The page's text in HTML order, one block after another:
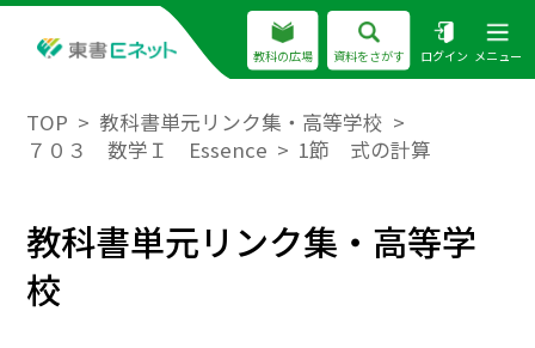
教科の広場 資料をさがす ログイン メニュー
TOP
教科書単元リンク集・高等学校
７０３ 数学Ｉ Essence
1節 式の計算
教科書単元リンク集・高等学
校